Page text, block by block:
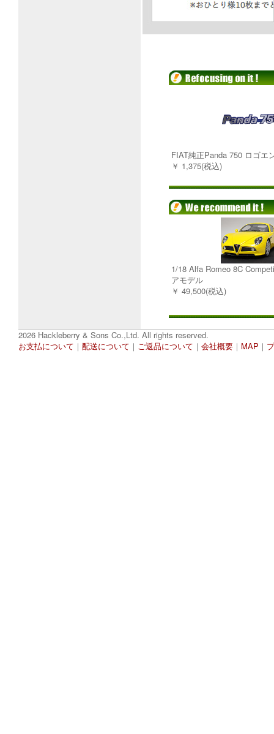
FIAT純正Panda 750 ロゴエ
￥ 1,375(税込)
1/18 Alfa Romeo 8C
アモデル
￥ 49,500(税込)
2026 Hackleberry & Sons Co.,Ltd. All rights reserved.
お支払について ｜ 配送について ｜ ご返品について ｜ 会社概要 ｜ MAP ｜